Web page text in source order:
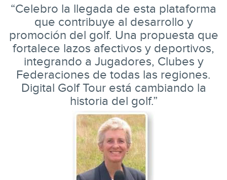
“Celebro la llegada de esta plataforma
que contribuye al desarrollo y
promoción del golf. Una propuesta que
fortalece lazos afectivos y deportivos,
integrando a Jugadores, Clubes y
Federaciones de todas las regiones.
Digital Golf Tour está cambiando la
historia del golf.”